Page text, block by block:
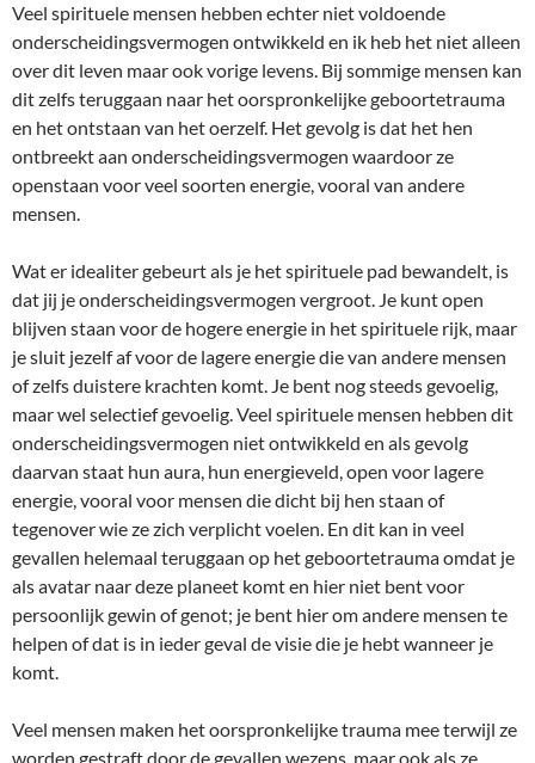
Veel spirituele mensen hebben echter niet voldoende
onderscheidingsvermogen ontwikkeld en ik heb het niet alleen
over dit leven maar ook vorige levens. Bij sommige mensen kan
dit zelfs teruggaan naar het oorspronkelijke geboortetrauma
en het ontstaan van het oerzelf. Het gevolg is dat het hen
ontbreekt aan onderscheidingsvermogen waardoor ze
openstaan voor veel soorten energie, vooral van andere
mensen.
Wat er idealiter gebeurt als je het spirituele pad bewandelt, is
dat jij je onderscheidingsvermogen vergroot. Je kunt open
blijven staan voor de hogere energie in het spirituele rijk, maar
je sluit jezelf af voor de lagere energie die van andere mensen
of zelfs duistere krachten komt. Je bent nog steeds gevoelig,
maar wel selectief gevoelig. Veel spirituele mensen hebben dit
onderscheidingsvermogen niet ontwikkeld en als gevolg
daarvan staat hun aura, hun energieveld, open voor lagere
energie, vooral voor mensen die dicht bij hen staan of
tegenover wie ze zich verplicht voelen. En dit kan in veel
gevallen helemaal teruggaan op het geboortetrauma omdat je
als avatar naar deze planeet komt en hier niet bent voor
persoonlijk gewin of genot; je bent hier om andere mensen te
helpen of dat is in ieder geval de visie die je hebt wanneer je
komt.
Veel mensen maken het oorspronkelijke trauma mee terwijl ze
worden gestraft door de gevallen wezens, maar ook als ze